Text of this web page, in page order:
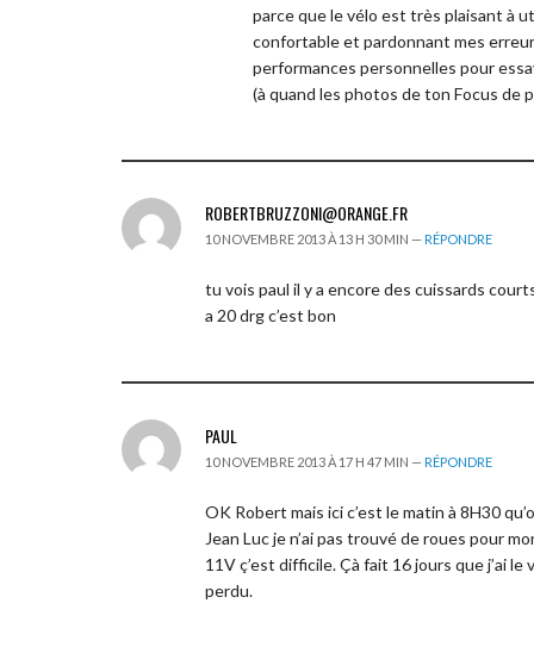
parce que le vélo est très plaisant à
confortable et pardonnant mes
performances personnelles pour
(à quand les photos de ton Focus de
ROBERTBRUZZONI@ORANGE.FR
10 NOVEMBRE 2013 À 13 H 30 MIN — RÉPONDRE
tu vois paul il y a encore des cuissards
a 20 drg c’est bon
PAUL
10 NOVEMBRE 2013 À 17 H 47 MIN — RÉPONDRE
OK Robert mais ici c’est le matin à 8H30
Jean Luc je n’ai pas trouvé de roues pour
11V ç’est difficile. Çà fait 16 jours que j’ai le
perdu.